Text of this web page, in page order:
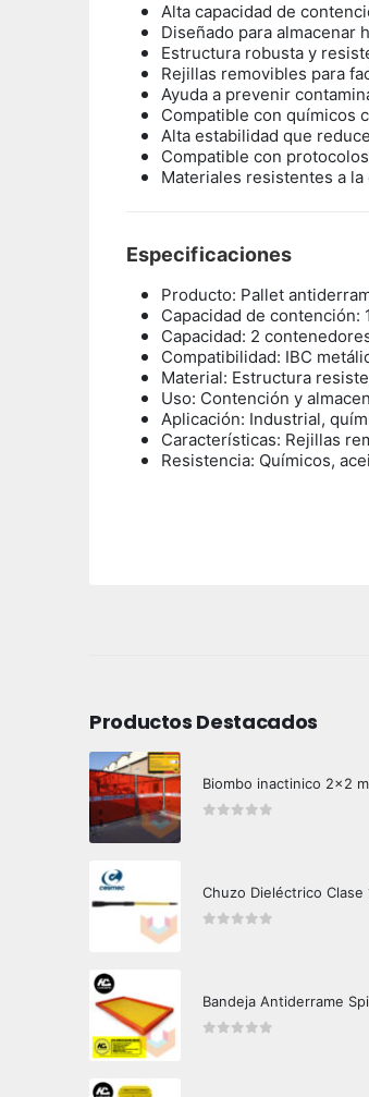
Alta capacidad de
Diseñado para almacenar
Estructura robusta y
Rejillas removibles para
Ayuda a prevenir
Compatible con químicos
Alta estabilidad que
Compatible con
Materiales resistentes a
Especificaciones
Producto: Pallet
Capacidad de contención:
Capacidad: 2
Compatibilidad: IBC
Material: Estructura
Uso: Contención y
Aplicación: Industrial,
Características: Rejillas
Resistencia: Químicos,
Productos Destacados
Chuzo Dieléctrico Clase